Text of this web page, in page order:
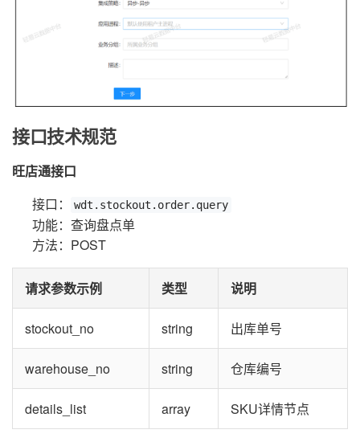
接口技术规范
旺店通接口
接口：
wdt.stockout.order.query
功能：查询盘点单
方法：POST
请求参数示例 类型 说明
stockout_no string 出库单号
warehouse_no string 仓库编号
details_list array SKU详情节点